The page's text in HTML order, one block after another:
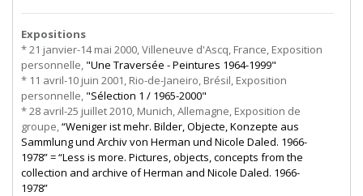
Expositions
* 21 janvier-14 mai 2000, Villeneuve d'Ascq, France, Exposition
personnelle, "Une Traversée - Peintures 1964-1999"
* 11 avril-10 juin 2001, Rio-de-Janeiro, Brésil, Exposition
personnelle, "Sélection 1 / 1965-2000"
* 28 avril-25 juillet 2010, Munich, Allemagne, Exposition de
groupe,“Weniger ist mehr. Bilder, Objecte, Konzepte aus
Sammlung und Archiv von Herman und Nicole Daled. 1966-
1978” = “Less is more. Pictures, objects, concepts from the
collection and archive of Herman and Nicole Daled. 1966-
1978”